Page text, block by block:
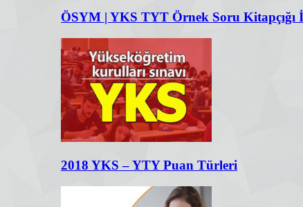
ÖSYM | YKS TYT Örnek Soru Kitapçığı
2018 YKS – YTY Puan Türleri